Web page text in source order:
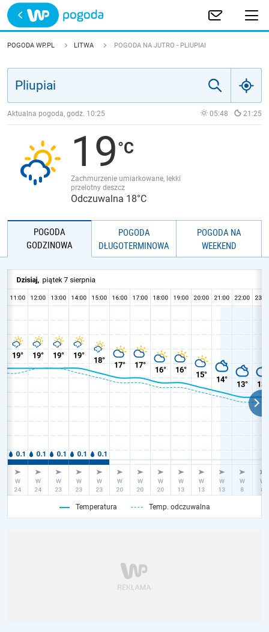
Trwa ładowanie
POLSKA
JAKOŚĆ POWIETRZA
POGODA WP.PL LITWA POGODA NA JUTRO - PLIUPIAI
Aktualna pogoda, godz. 10:25 05:48 21:25
19
Zachmurzenie umiarkowane, lekki
przelotny deszcz
Odczuwalna 18°C
POGODA
GODZINOWA
POGODA
DŁUGOTERMINOWA
POGODA NA
WEEKEND
Temperatura Temp. odczuwalna